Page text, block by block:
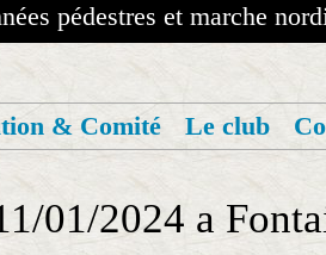
pédestres et marche
& Comité Le club
01/2024 a